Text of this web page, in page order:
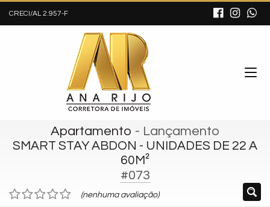
CRECI/AL 2.957-F
Apartamento - Lançamento
SMART STAY ABDON - UNIDADES DE 22 A
60M²
#073
(nenhuma avaliação)